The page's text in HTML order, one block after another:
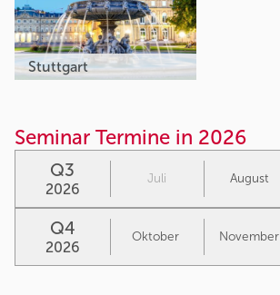
Stuttgart
Seminar Termine in 2026
Q3
2026
Juli August
Q4
2026
Oktober November